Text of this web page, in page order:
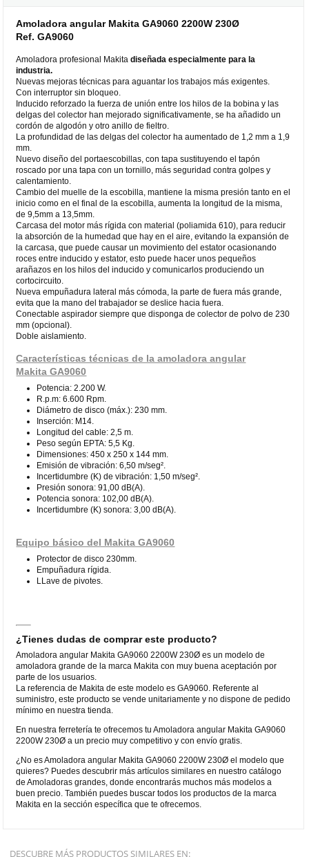
Amoladora angular Makita GA9060 2200W 230Ø
Ref. GA9060
Amoladora profesional Makitadiseñada especialmente para la
industria.
Nuevas mejoras técnicas para aguantar los trabajos más exigentes.
Con interruptor sin bloqueo.
Inducido reforzado la fuerza de unión entre los hilos de la bobina y las
delgas del colector han mejorado significativamente, se ha añadido un
cordón de algodón y otro anillo de fieltro.
La profundidad de las delgas del colector ha aumentado de 1,2 mm a 1,9
mm.
Nuevo diseño del portaescobillas, con tapa sustituyendo el tapón
roscado por una tapa con un tornillo, más seguridad contra golpes y
calentamiento.
Cambio del muelle de la escobilla, mantiene la misma presión tanto en el
inicio como en el final de la escobilla, aumenta la longitud de la misma,
de 9,5mm a 13,5mm.
Carcasa del motor más rígida con material (poliamida 610), para reducir
la absorción de la humedad que hay en el aire, evitando la expansión de
la carcasa, que puede causar un movimiento del estator ocasionando
roces entre inducido y estator, esto puede hacer unos pequeños
arañazos en los hilos del inducido y comunicarlos produciendo un
cortocircuito.
Nueva empuñadura lateral más cómoda, la parte de fuera más grande,
evita que la mano del trabajador se deslice hacia fuera.
Conectable aspirador siempre que disponga de colector de polvo de 230
mm (opcional).
Doble aislamiento.
Características técnicas de la amoladora angular
Makita GA9060
Potencia: 2.200 W.
R.p.m: 6.600 Rpm.
Diámetro de disco (máx.): 230 mm.
Inserción: M14.
Longitud del cable: 2,5 m.
Peso según EPTA: 5,5 Kg.
Dimensiones: 450 x 250 x 144 mm.
Emisión de vibración: 6,50 m/seg².
Incertidumbre (K) de vibración: 1,50 m/seg².
Presión sonora: 91,00 dB(A).
Potencia sonora: 102,00 dB(A).
Incertidumbre (K) sonora: 3,00 dB(A).
Equipo básico del Makita GA9060
Protector de disco 230mm.
Empuñadura rígida.
LLave de pivotes.
¿Tienes dudas de comprar este producto?
Amoladora angular Makita GA9060 2200W 230Ø es un modelo de
amoladora grande de la marca Makita con muy buena aceptación por
parte de los usuarios.
La referencia de Makita de este modelo es GA9060. Referente al
suministro, este producto se vende unitariamente y no dispone de pedido
mínimo en nuestra tienda.
En nuestra ferretería te ofrecemos tu Amoladora angular Makita GA9060
2200W 230Ø a un precio muy competitivo y con envío gratis.
¿No es Amoladora angular Makita GA9060 2200W 230Ø el modelo que
quieres? Puedes descubrir más artículos similares en nuestro catálogo
de Amoladoras grandes, donde encontrarás muchos más modelos a
buen precio. También puedes buscar todos los productos de la marca
Makita en la sección específica que te ofrecemos.
DESCUBRE MÁS PRODUCTOS SIMILARES EN: